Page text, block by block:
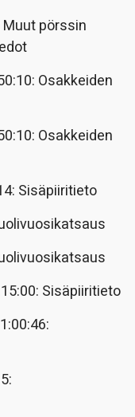
Muut pörssin
Osakkeiden
Osakkeiden
Sisäpiiritieto
Sisäpiiritieto